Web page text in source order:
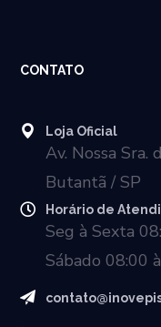
CONTATO
Loja Oficial
Av. Nossa Sra.
Butantã / SP
Horário de
Seg à Sexta
Sábado 08:00